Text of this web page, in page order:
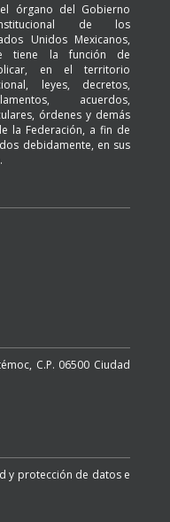
órgano del Gobierno
de los
Unidos Mexicanos,
tiene la función de
en el territorio
leyes, decretos,
acuerdos,
órdenes y demás
la Federación, a fin de
debidamente, en sus
C.P. 06500 Ciudad
y protección de datos e